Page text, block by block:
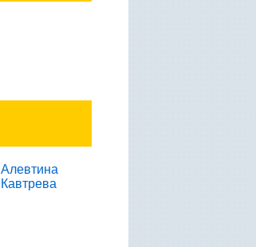
Алевтина
Кавтрева